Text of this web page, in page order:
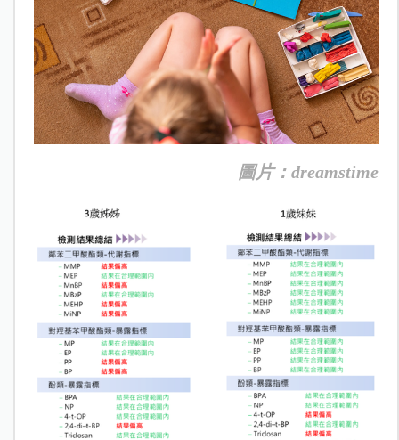
圖片：dreamstime